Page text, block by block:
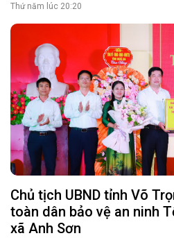
Thứ năm lúc 20:20
Chủ tịch UBND tỉnh Võ
toàn dân bảo vệ an ninh
xã Anh Sơn